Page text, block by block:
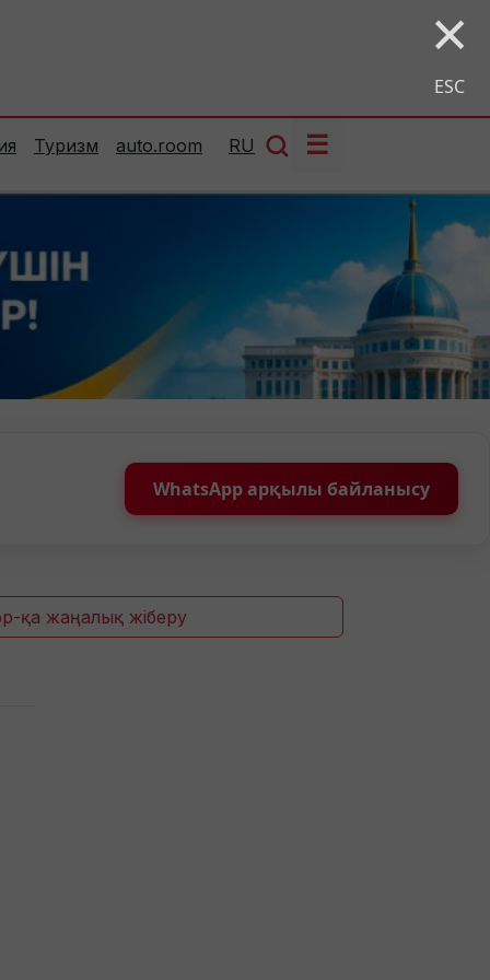
×
ESC
Туризм auto.room RU ☰
WhatsApp арқылы байланысу
қа жаңалық жіберу